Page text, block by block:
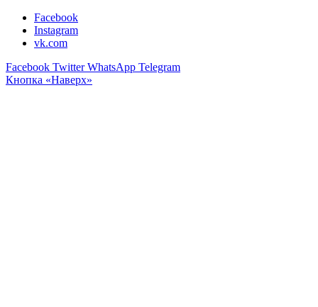
Facebook
Instagram
vk.com
Facebook Twitter WhatsApp Telegram
Кнопка «Наверх»